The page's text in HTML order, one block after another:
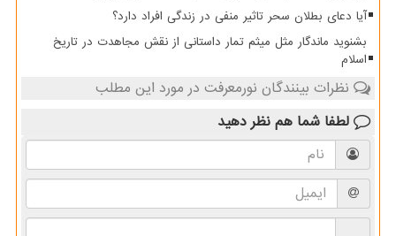
آیا دعای بطلان سحر تاثیر منفی در زندگی افراد دارد؟
بشنوید ماندگار مثل میثم تمار داستانی از نقش مجاهدت در تاریخ
اسلام
نظرات بینندگان نورمعرفت در مورد این مطلب
لطفا شما هم نظر دهید